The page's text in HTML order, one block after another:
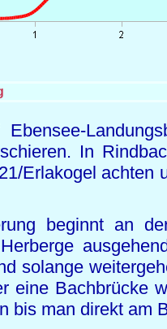
In
Erlakogel achten
beginnt an
solange
eine Bachbrücke
bis man direkt am